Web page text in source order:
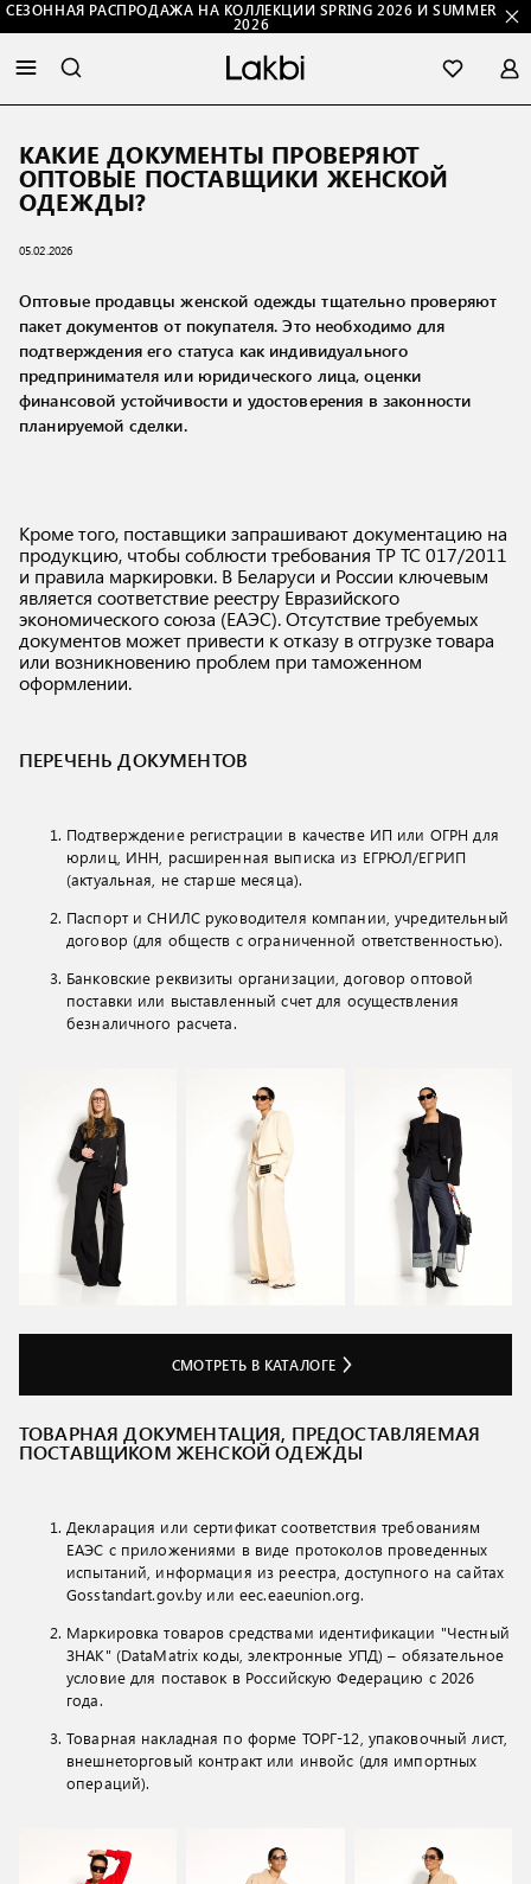
СЕЗОННАЯ РАСПРОДАЖА НА КОЛЛЕКЦИИ SPRING 2026 И SUMMER
2026
КАКИЕ ДОКУМЕНТЫ ПРОВЕРЯЮТ
ОПТОВЫЕ ПОСТАВЩИКИ ЖЕНСКОЙ
ОДЕЖДЫ?
05.02.2026
Оптовые продавцы женской одежды тщательно проверяют
пакет документов от покупателя. Это необходимо для
подтверждения его статуса как индивидуального
предпринимателя или юридического лица, оценки
финансовой устойчивости и удостоверения в законности
планируемой сделки.
Кроме того, поставщики запрашивают документацию на
продукцию, чтобы соблюсти требования ТР ТС 017/2011
и правила маркировки. В Беларуси и России ключевым
является соответствие реестру Евразийского
экономического союза (ЕАЭС). Отсутствие требуемых
документов может привести к отказу в отгрузке товара
или возникновению проблем при таможенном
оформлении.
ПЕРЕЧЕНЬ ДОКУМЕНТОВ
Подтверждение регистрации в качестве ИП или ОГРН для
юрлиц, ИНН, расширенная выписка из ЕГРЮЛ/ЕГРИП
(актуальная, не старше месяца).
Паспорт и СНИЛС руководителя компании, учредительный
договор (для обществ с ограниченной ответственностью).
Банковские реквизиты организации, договор оптовой
поставки или выставленный счет для осуществления
безналичного расчета.
СМОТРЕТЬ В КАТАЛОГЕ
ТОВАРНАЯ ДОКУМЕНТАЦИЯ, ПРЕДОСТАВЛЯЕМАЯ
ПОСТАВЩИКОМ ЖЕНСКОЙ ОДЕЖДЫ
Декларация или сертификат соответствия требованиям
ЕАЭС с приложениями в виде протоколов проведенных
испытаний, информация из реестра, доступного на сайтах
Gosstandart.gov.by или eec.eaeunion.org.
Маркировка товаров средствами идентификации "Честный
ЗНАК" (DataMatrix коды, электронные УПД) – обязательное
условие для поставок в Российскую Федерацию с 2026
года.
Товарная накладная по форме ТОРГ-12, упаковочный лист,
внешнеторговый контракт или инвойс (для импортных
операций).